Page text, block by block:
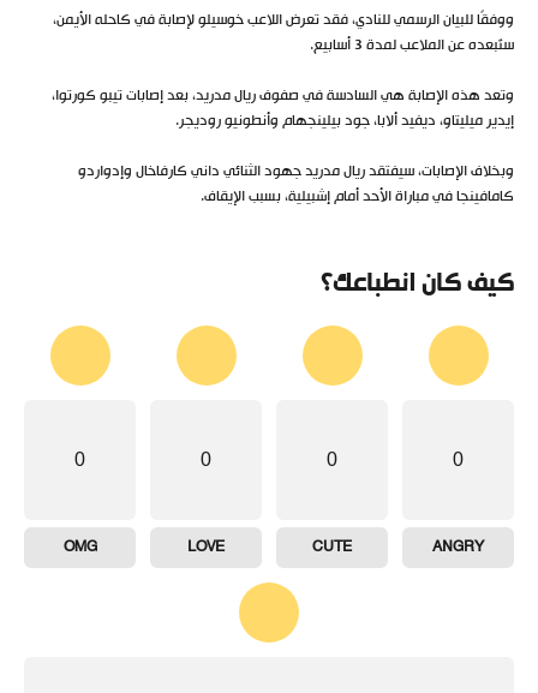
ووفقًا للبيان الرسمي للنادي، فقد تعرض اللاعب خوسيلو لإصابة في كاحله الأيمن،
ستُبعده عن الملاعب لمدة 3 أسابيع.
وتعد هذه الإصابة هي السادسة في صفوف ريال مدريد، بعد إصابات تيبو كورتوا،
إيدير ميليتاو، ديفيد ألابا، جود بيلينجهام وأنطونيو روديجر.
وبخلاف الإصابات، سيفتقد ريال مدريد جهود الثنائي داني كارفاخال وإدواردو
كامافينجا في مباراة الأحد أمام إشبيلية، بسبب الإيقاف.
كيف كان انطباعك؟
0
ANGRY
0
CUTE
0
LOVE
0
OMG